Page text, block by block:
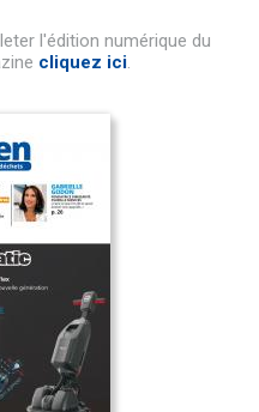
l'édition numérique du
cliquez ici.